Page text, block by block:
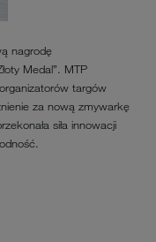
nagrodę
Medal”. MTP
targów
za nową zmywarkę
siła innowacji